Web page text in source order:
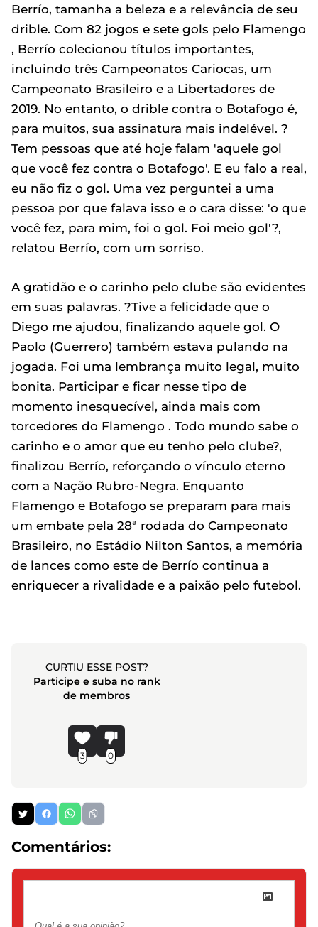
Berrío, tamanha a beleza e a relevância de seu
drible. Com 82 jogos e sete gols pelo Flamengo
, Berrío colecionou títulos importantes,
incluindo três Campeonatos Cariocas, um
Campeonato Brasileiro e a Libertadores de
2019. No entanto, o drible contra o Botafogo é,
para muitos, sua assinatura mais indelével. ?
Tem pessoas que até hoje falam 'aquele gol
que você fez contra o Botafogo'. E eu falo a real,
eu não fiz o gol. Uma vez perguntei a uma
pessoa por que falava isso e o cara disse: 'o que
você fez, para mim, foi o gol. Foi meio gol'?,
relatou Berrío, com um sorriso.
A gratidão e o carinho pelo clube são evidentes
em suas palavras. ?Tive a felicidade que o
Diego me ajudou, finalizando aquele gol. O
Paolo (Guerrero) também estava pulando na
jogada. Foi uma lembrança muito legal, muito
bonita. Participar e ficar nesse tipo de
momento inesquecível, ainda mais com
torcedores do Flamengo . Todo mundo sabe o
carinho e o amor que eu tenho pelo clube?,
finalizou Berrío, reforçando o vínculo eterno
com a Nação Rubro-Negra. Enquanto
Flamengo e Botafogo se preparam para mais
um embate pela 28ª rodada do Campeonato
Brasileiro, no Estádio Nilton Santos, a memória
de lances como este de Berrío continua a
enriquecer a rivalidade e a paixão pelo futebol.
CURTIU ESSE POST?
Participe e suba no rank
de membros
3 0
Comentários: